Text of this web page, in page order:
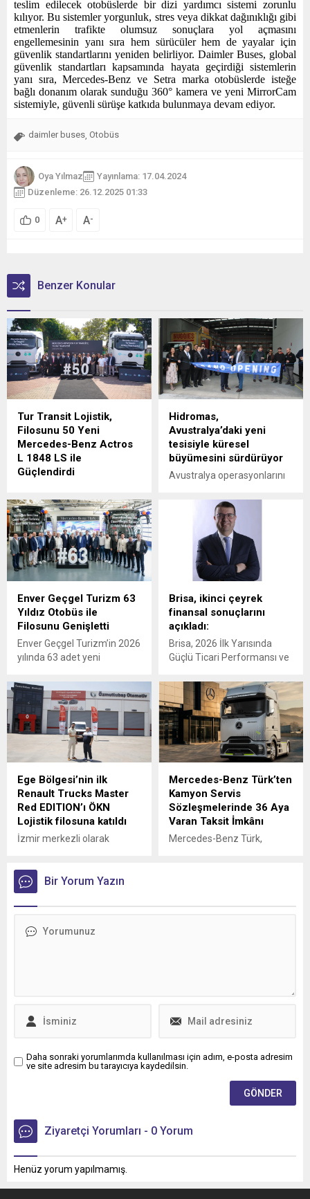
teslim edilecek otobüslerde bir dizi yardımcı sistemi zorunlu
kılıyor. Bu sistemler yorgunluk, stres veya dikkat dağınıklığı gibi
etmenlerin trafikte olumsuz sonuçlara yol açmasını
engellemesinin yanı sıra hem sürücüler hem de yayalar için
güvenlik standartlarını yeniden belirliyor. Daimler Buses, global
güvenlik standartları kapsamında hayata geçirdiği sistemlerin
yanı sıra, Mercedes-Benz ve Setra marka otobüslerde isteğe
bağlı donanım olarak sunduğu 360° kamera ve yeni MirrorCam
sistemiyle, güvenli sürüşe katkıda bulunmaya devam ediyor.
daimler buses Otobüs
Oya Yılmaz
Yayınlama: 17.04.2024
Düzenleme: 26.12.2025 01:33
0 A+ A-
Benzer Konular
Tur Transit Lojistik,
Filosunu 50 Yeni
Mercedes-Benz Actros
L 1848 LS ile
Güçlendirdi
yılından bu yana uluslararası
lojistik alanında faaliyet
gösteren Tur Transit
Lojistik’e 50 adet Mercedes-
Benz Actros L 1848 LS
teslimatı gerçekleştirdi.
Hidromas,
Avustralya’daki yeni
tesisiyle küresel
büyümesini sürdürüyor
Avustralya operasyonlarını
Epping'deki yeni tesisinin
açılışıyla güçlendiren
Hidromas, küresel çapta
genişlemeye devam ediyor.
Enver Geçgel Turizm 63
Yıldız Otobüs ile
Filosunu Genişletti
Enver Geçgel Turizm’in 2026
yılında 63 adet yeni
yatırımı ile, şirketin
filosundaki Mercedes-Benz
araçların oranı yüzde 83’e
ulaştı.
Brisa, ikinci çeyrek
finansal sonuçlarını
açıkladı:
Brisa, 2026 İlk Yarısında
Güçlü Ticari Performansı ve
Finansal Görünümünü
Güçlendirdi
Ege Bölgesi’nin ilk
Renault Trucks Master
Red EDITION’ı ÖKN
Lojistik filosuna katıldı
İzmir merkezli olarak
yürüten ÖKN Lojistik, Ege
Bölgesi'nin ilk Renault
Trucks Master Red EDITION
Mercedes-Benz Türk’ten
Kamyon Servis
Sözleşmelerinde 36 Aya
Varan Taksit İmkânı
Mercedes-Benz Türk,
imkânıyla bakım ve servis
Bir Yorum Yazın
Daha sonraki yorumlarımda kullanılması için adım, e-posta adresim
ve site adresim bu tarayıcıya kaydedilsin.
Ziyaretçi Yorumları - 0 Yorum
Henüz yorum yapılmamış.